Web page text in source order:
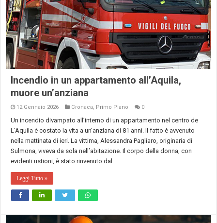
Incendio in un appartamento all’Aquila,
muore un’anziana
12 Gennaio 2026 Cronaca Primo Piano 0
Un incendio divampato all’interno di un appartamento nel centro de
L’Aquila è costato la vita a un’anziana di 81 anni. Il fatto è avvenuto
nella mattinata di ieri. La vittima, Alessandra Pagliaro, originaria di
Sulmona, viveva da sola nell’abitazione. Il corpo della donna, con
evidenti ustioni, è stato rinvenuto dal …
Leggi Tutto »